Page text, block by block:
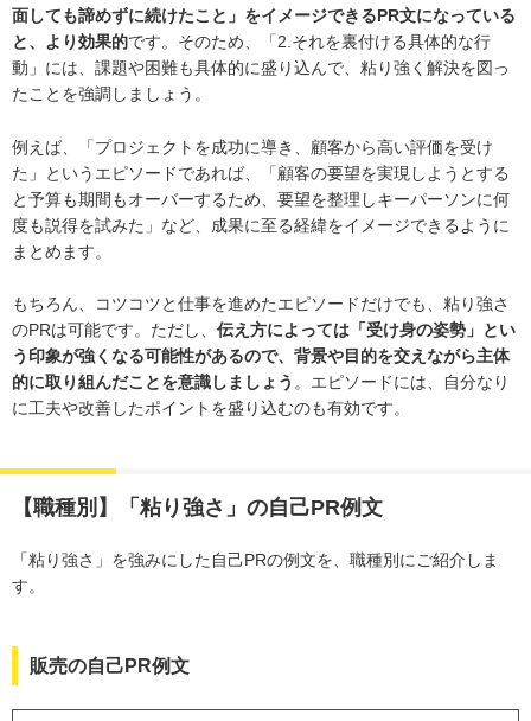
面しても諦めずに続けたこと」をイメージできるPR文になっている
と、より効果的です。そのため、「2.それを裏付ける具体的な行
動」には、課題や困難も具体的に盛り込んで、粘り強く解決を図っ
たことを強調しましょう。
例えば、「プロジェクトを成功に導き、顧客から高い評価を受け
た」というエピソードであれば、「顧客の要望を実現しようとする
と予算も期間もオーバーするため、要望を整理しキーパーソンに何
度も説得を試みた」など、成果に至る経緯をイメージできるように
まとめます。
もちろん、コツコツと仕事を進めたエピソードだけでも、粘り強さ
のPRは可能です。ただし、 伝え方によっては「受け身の姿勢」とい
う印象が強くなる可能性があるので、背景や目的を交えながら主体
的に取り組んだことを意識しましょう 。エピソードには、自分なり
に工夫や改善したポイントを盛り込むのも有効です。
【職種別】「粘り強さ」の自己PR例文
「粘り強さ」を強みにした自己PRの例文を、職種別にご紹介しま
す。
販売の自己PR例文